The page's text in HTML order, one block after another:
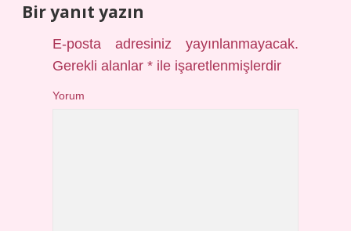
Bir yanıt yazın
E-posta adresiniz yayınlanmayacak.
Gerekli alanlar* ile işaretlenmişlerdir
Yorum